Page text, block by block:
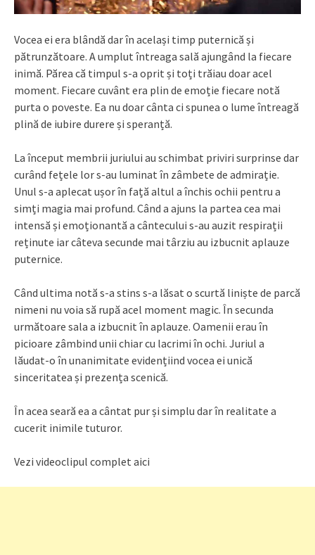
Vocea ei era blândă dar în același timp puternică și
pătrunzătoare. A umplut întreaga sală ajungând la fiecare
inimă. Părea că timpul s-a oprit și toți trăiau doar acel
moment. Fiecare cuvânt era plin de emoție fiecare notă
purta o poveste. Ea nu doar cânta ci spunea o lume întreagă
plină de iubire durere și speranță.
La început membrii juriului au schimbat priviri surprinse dar
curând fețele lor s-au luminat în zâmbete de admirație.
Unul s-a aplecat ușor în față altul a închis ochii pentru a
simți magia mai profund. Când a ajuns la partea cea mai
intensă și emoționantă a cântecului s-au auzit respirații
reținute iar câteva secunde mai târziu au izbucnit aplauze
puternice.
Când ultima notă s-a stins s-a lăsat o scurtă liniște de parcă
nimeni nu voia să rupă acel moment magic. În secunda
următoare sala a izbucnit în aplauze. Oamenii erau în
picioare zâmbind unii chiar cu lacrimi în ochi. Juriul a
lăudat-o în unanimitate evidențiind vocea ei unică
sinceritatea și prezența scenică.
În acea seară ea a cântat pur și simplu dar în realitate a
cucerit inimile tuturor.
Vezi videoclipul complet aici